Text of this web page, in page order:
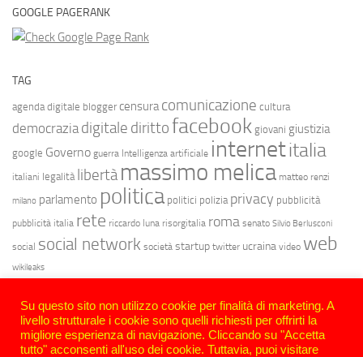
GOOGLE PAGERANK
TAG
agenda digitale blogger censura comunicazione cultura
democrazia digitale dirittofacebook giovani giustizia
google Governo guerra Intelligenza artificiale internetitalia
italiani legalità libertà massimo melica matteo renzi
milano parlamento politica politici polizia privacy pubblicità
pubblicità italia rete riccardo luna risorgitalia roma senato Silvio Berlusconi
social social network società startup twitter ucraina video web
wikileaks
Su questo sito non utilizzo cookie per finalità di marketing. A
livello strutturale i cookie sono quelli richiesti per offrirti la
migliore esperienza di navigazione. Cliccando su "Accetta
tutto" acconsenti all'uso dei cookie. Tuttavia, puoi visitare